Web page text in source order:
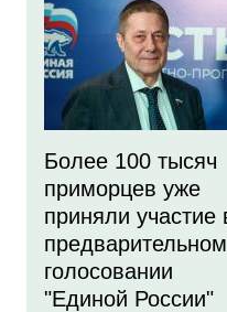
Более 100 тысяч
приморцев уже
приняли участие
предварительном
голосовании
"Единой России"